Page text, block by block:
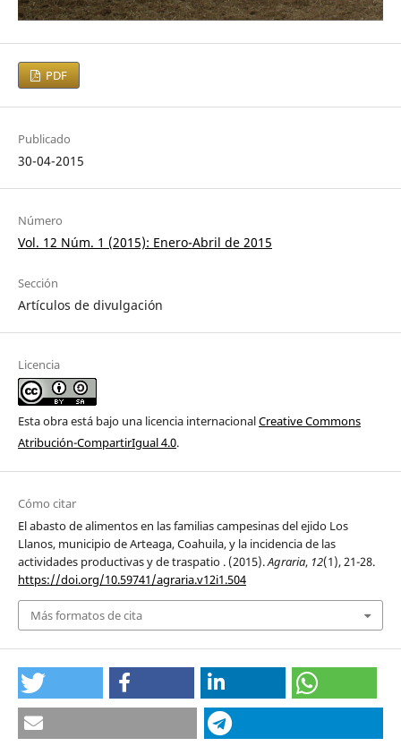
PDF
Publicado
30-04-2015
Número
Vol. 12 Núm. 1 (2015): Enero-Abril de 2015
Sección
Artículos de divulgación
Licencia
Esta obra está bajo una licencia internacionalCreative Commons
Atribución-CompartirIgual 4.0.
Cómo citar
El abasto de alimentos en las familias campesinas del ejido Los
Llanos, municipio de Arteaga, Coahuila, y la incidencia de las
actividades productivas y de traspatio . (2015).Agraria, 12(1), 21-28.
https://doi.org/10.59741/agraria.v12i1.504
Más formatos de cita